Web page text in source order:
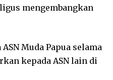
mengembangkan
Muda Papua selama
kepada ASN lain di